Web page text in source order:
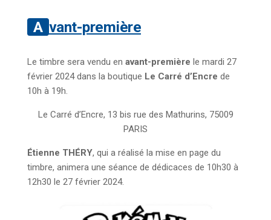
Avant-première
Le timbre sera vendu en avant-première le mardi 27
février 2024 dans la boutique Le Carré d’Encre de
10h à 19h.
Le Carré d’Encre, 13 bis rue des Mathurins, 75009
PARIS
Étienne THÉRY, qui a réalisé la mise en page du
timbre, animera une séance de dédicaces de 10h30 à
12h30 le 27 février 2024.